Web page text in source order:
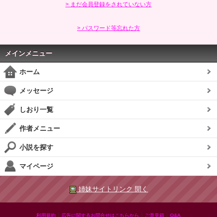
> まだ会員登録をされていない方
> パスワード等忘れた方
メインメニュー
ホーム
メッセージ
しおり一覧
作者メニュー
小説を探す
マイページ
姉妹サイトリンク 開く
利用規約 広告に関するお問合せはこちらから ご意見箱 Q&A